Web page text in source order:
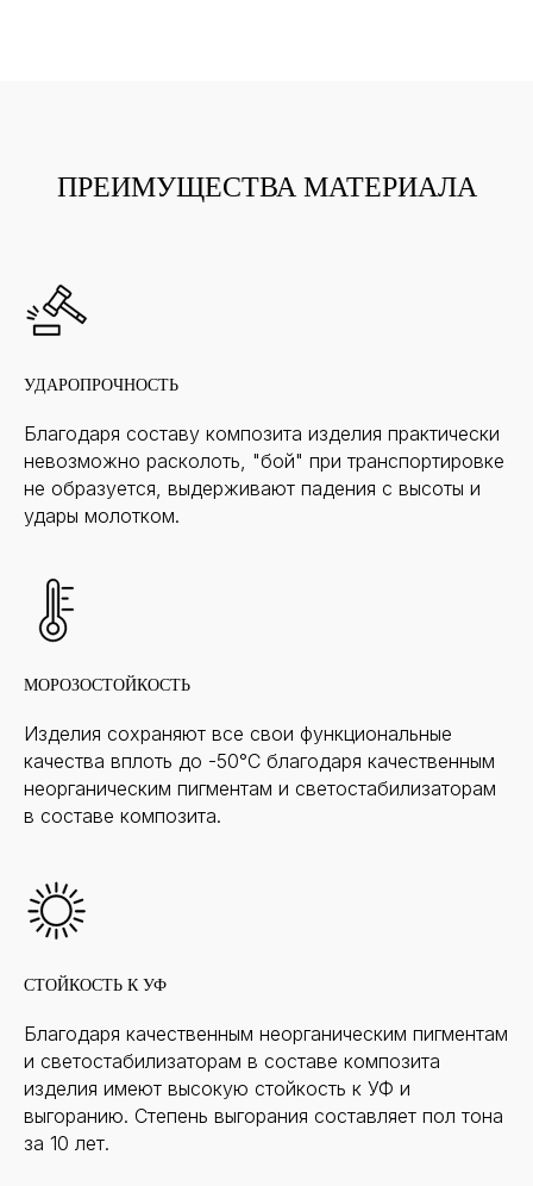
ПРЕИМУЩЕСТВА МАТЕРИАЛА
УДАРОПРОЧНОСТЬ
Благодаря составу композита изделия практически
невозможно расколоть, "бой" при транспортировке
не образуется, выдерживают падения с высоты и
удары молотком.
МОРОЗОСТОЙКОСТЬ
Изделия сохраняют все свои функциональные
качества вплоть до -50°С благодаря качественным
неорганическим пигментам и светостабилизаторам
в составе композита.
СТОЙКОСТЬ К УФ
Благодаря качественным неорганическим пигментам
и светостабилизаторам в составе композита
изделия имеют высокую стойкость к УФ и
выгоранию. Степень выгорания составляет пол тона
за 10 лет.